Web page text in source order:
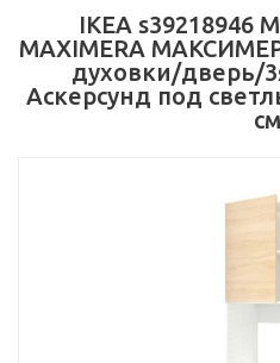
IKEA s39218946
MAXIMERA
духовки/дверь/
Аскерсунд под
см